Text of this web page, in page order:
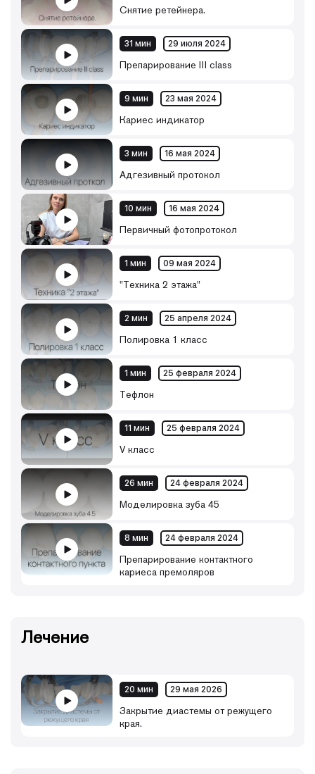
Снятие ретейнера.
31 мин 29 июля 2024
Препарирование III class
9 мин 23 мая 2024
Кариес индикатор
3 мин 16 мая 2024
Адгезивный протокол
10 мин 16 мая 2024
Первичный фотопротокол
1 мин 09 мая 2024
"Техника 2 этажа"
2 мин 25 апреля 2024
Полировка 1 класс
1 мин 25 февраля 2024
Тефлон
11 мин 25 февраля 2024
V класс
26 мин 24 февраля 2024
Моделировка зуба 45
8 мин 24 февраля 2024
Препарирование контактного
кариеса премоляров
Лечение
20 мин 29 мая 2026
Закрытие диастемы от режущего
края.